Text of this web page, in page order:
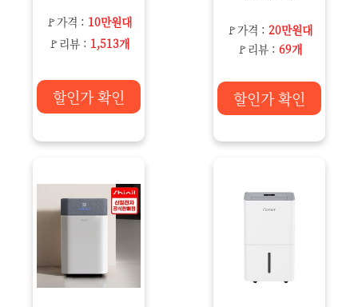
🚩가격 : 10만원대
🚩리뷰 : 1,513개
할인가 확인
🚩가격 : 20만원대
🚩리뷰 : 69개
할인가 확인